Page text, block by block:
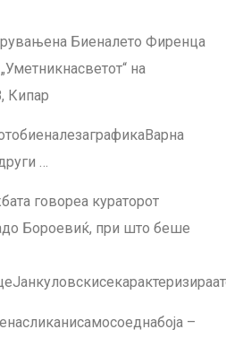
Биеналето Фиренца
на
Кипар
…
говореа кураторот
Бороевиќ, при што беше
–